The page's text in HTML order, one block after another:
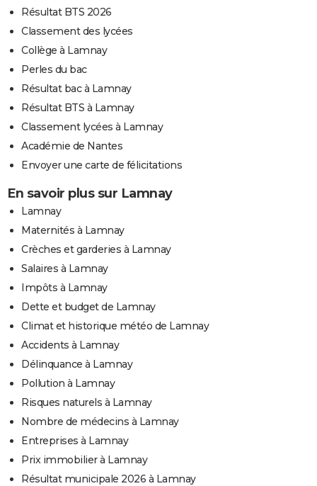
Résultat BTS 2026
Classement des lycées
Collège à Lamnay
Perles du bac
Résultat bac à Lamnay
Résultat BTS à Lamnay
Classement lycées à Lamnay
Académie de Nantes
Envoyer une carte de félicitations
En savoir plus sur Lamnay
Lamnay
Maternités à Lamnay
Crèches et garderies à Lamnay
Salaires à Lamnay
Impôts à Lamnay
Dette et budget de Lamnay
Climat et historique météo de Lamnay
Accidents à Lamnay
Délinquance à Lamnay
Pollution à Lamnay
Risques naturels à Lamnay
Nombre de médecins à Lamnay
Entreprises à Lamnay
Prix immobilier à Lamnay
Résultat municipale 2026 à Lamnay